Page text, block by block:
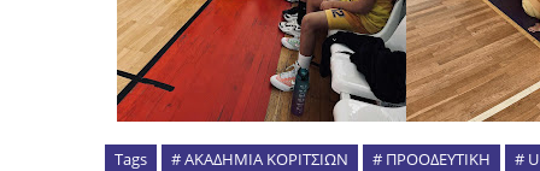
Tags # ΑΚΑΔΗΜΙΑ ΚΟΡΙΤΣΙΩΝ # ΠΡΟΟΔΕΥΤΙΚΗ #